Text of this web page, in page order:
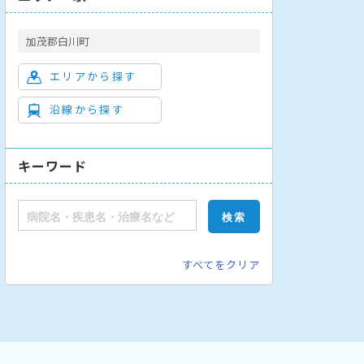
加茂郡白川町
エリアから探す
沿線から探す
キーワード
すべてをクリア